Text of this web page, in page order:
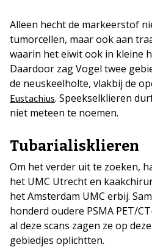
Alleen hecht de markeerstof
tumorcellen, maar ook aan
waarin het eiwit ook in kleine
Daardoor zag Vogel twee
de neuskeelholte, vlakbij de
Eustachius. Speekselklieren
niet meteen te noemen.
Tubarialisklieren
Om het verder uit te zoeken,
het UMC Utrecht en
het Amsterdam UMC erbij.
honderd oudere PSMA PET/
al deze scans zagen ze op
gebiedjes oplichtten.